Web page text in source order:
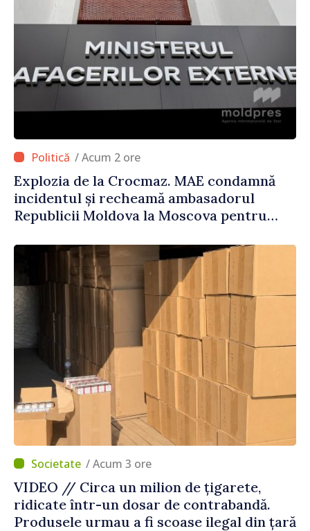
/ Acum 2 ore
Explozia de la Crocmaz. MAE condamnă
incidentul și recheamă ambasadorul
Republicii Moldova la Moscova pentru
/ Acum 3 ore
VIDEO // Circa un milion de țigarete,
ridicate într-un dosar de contrabandă.
Produsele urmau a fi scoase ilegal din țară